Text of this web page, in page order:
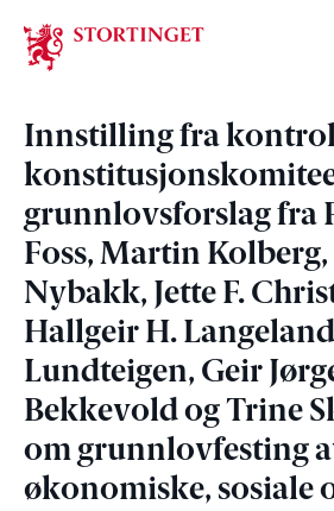
Stortinget.no
Innstilling fra
grunnlovsforslag fra
Foss, Martin
Nybakk, Jette F.
Hallgeir H.
Lundteigen, Geir
Bekkevold og Trine
om grunnlovfesting
økonomiske, sosiale